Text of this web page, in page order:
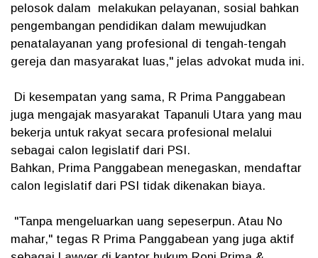
pelosok dalam melakukan pelayanan, sosial bahkan
pengembangan pendidikan dalam mewujudkan
penatalayanan yang profesional di tengah-tengah
gereja dan masyarakat luas," jelas advokat muda ini.
Di kesempatan yang sama, R Prima Panggabean
juga mengajak masyarakat Tapanuli Utara yang mau
bekerja untuk rakyat secara profesional melalui
sebagai calon legislatif dari PSI.
Bahkan, Prima Panggabean menegaskan, mendaftar
calon legislatif dari PSI tidak dikenakan biaya.
"Tanpa mengeluarkan uang sepeserpun. Atau No
mahar," tegas R Prima Panggabean yang juga aktif